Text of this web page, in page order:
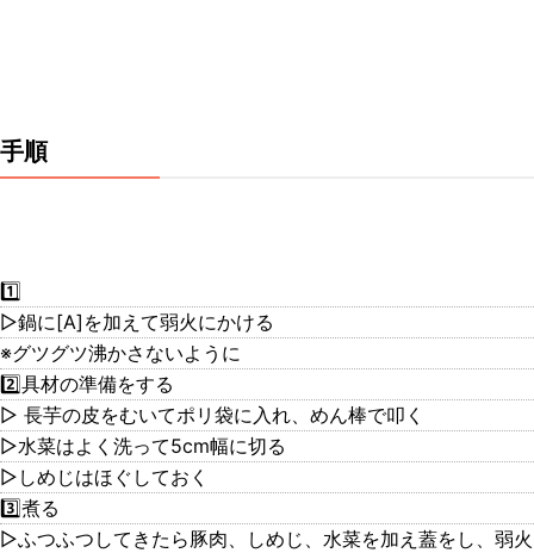
手順
1️⃣
▷鍋に[A]を加えて弱火にかける
※グツグツ沸かさないように
2️⃣具材の準備をする
▷ 長芋の皮をむいてポリ袋に入れ、めん棒で叩く
▷水菜はよく洗って5cm幅に切る
▷しめじはほぐしておく
3️⃣煮る
▷ふつふつしてきたら豚肉、しめじ、水菜を加え蓋をし、弱火